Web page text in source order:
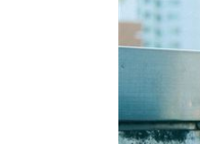
理想混蛋